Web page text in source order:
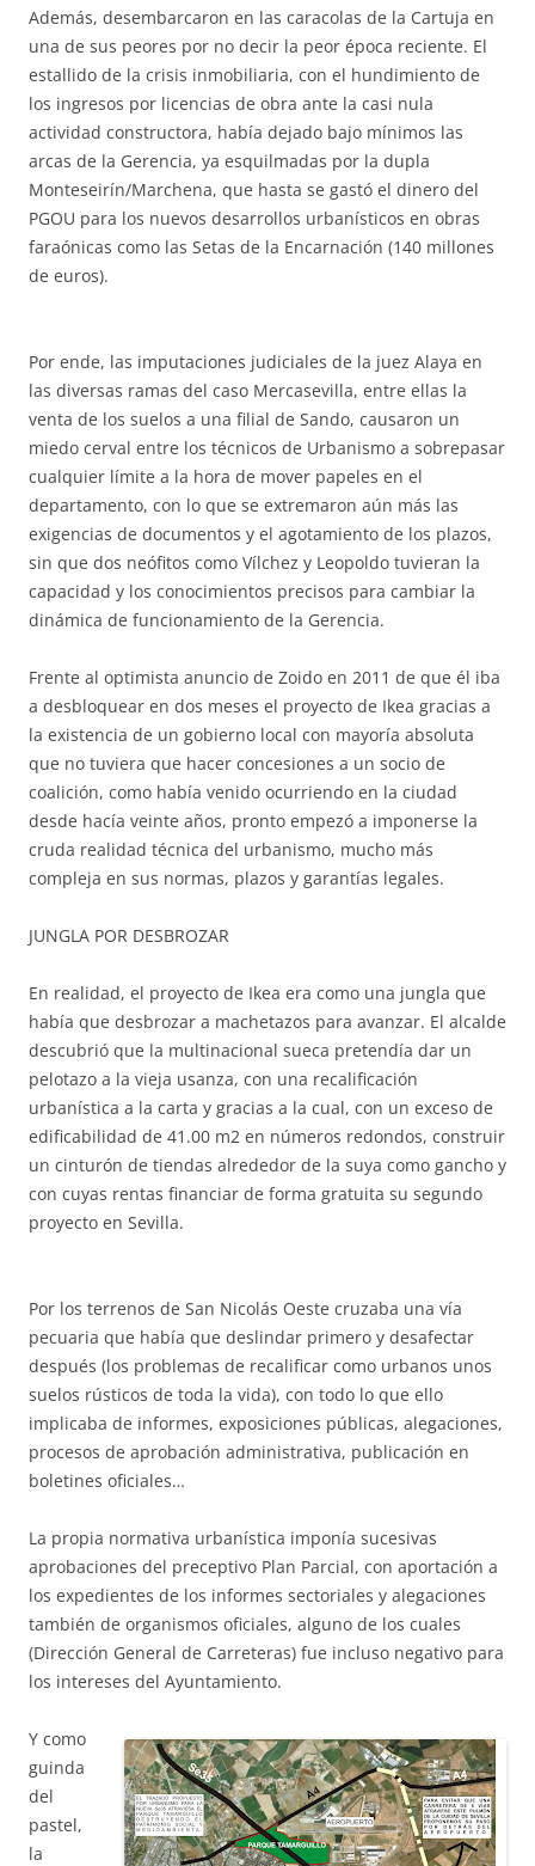
Además, desembarcaron en las caracolas de la Cartuja en
una de sus peores por no decir la peor época reciente. El
estallido de la crisis inmobiliaria, con el hundimiento de
los ingresos por licencias de obra ante la casi nula
actividad constructora, había dejado bajo mínimos las
arcas de la Gerencia, ya esquilmadas por la dupla
Monteseirín/Marchena, que hasta se gastó el dinero del
PGOU para los nuevos desarrollos urbanísticos en obras
faraónicas como las Setas de la Encarnación (140 millones
de euros).
Por ende, las imputaciones judiciales de la juez Alaya en
las diversas ramas del caso Mercasevilla, entre ellas la
venta de los suelos a una filial de Sando, causaron un
miedo cerval entre los técnicos de Urbanismo a sobrepasar
cualquier límite a la hora de mover papeles en el
departamento, con lo que se extremaron aún más las
exigencias de documentos y el agotamiento de los plazos,
sin que dos neófitos como Vílchez y Leopoldo tuvieran la
capacidad y los conocimientos precisos para cambiar la
dinámica de funcionamiento de la Gerencia.
Frente al optimista anuncio de Zoido en 2011 de que él iba
a desbloquear en dos meses el proyecto de Ikea gracias a
la existencia de un gobierno local con mayoría absoluta
que no tuviera que hacer concesiones a un socio de
coalición, como había venido ocurriendo en la ciudad
desde hacía veinte años, pronto empezó a imponerse la
cruda realidad técnica del urbanismo, mucho más
compleja en sus normas, plazos y garantías legales.
JUNGLA POR DESBROZAR
En realidad, el proyecto de Ikea era como una jungla que
había que desbrozar a machetazos para avanzar. El alcalde
descubrió que la multinacional sueca pretendía dar un
pelotazo a la vieja usanza, con una recalificación
urbanística a la carta y gracias a la cual, con un exceso de
edificabilidad de 41.00 m2 en números redondos, construir
un cinturón de tiendas alrededor de la suya como gancho y
con cuyas rentas financiar de forma gratuita su segundo
proyecto en Sevilla.
Por los terrenos de San Nicolás Oeste cruzaba una vía
pecuaria que había que deslindar primero y desafectar
después (los problemas de recalificar como urbanos unos
suelos rústicos de toda la vida), con todo lo que ello
implicaba de informes, exposiciones públicas, alegaciones,
procesos de aprobación administrativa, publicación en
boletines oficiales…
La propia normativa urbanística imponía sucesivas
aprobaciones del preceptivo Plan Parcial, con aportación a
los expedientes de los informes sectoriales y alegaciones
también de organismos oficiales, alguno de los cuales
(Dirección General de Carreteras) fue incluso negativo para
los intereses del Ayuntamiento.
Y como
guinda
del
pastel,
la